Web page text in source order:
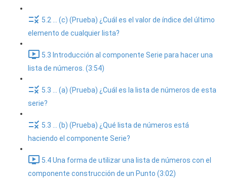
5.2 ... (c) (Prueba) ¿Cuál es el valor de índice del último
elemento de cualquier lista?
5.3 Introducción al componente Serie para hacer una
lista de números. (3:54)
5.3 ... (a) (Prueba) ¿Cuál es la lista de números de esta
serie?
5.3 ... (b) (Prueba) ¿Qué lista de números está
haciendo el componente Serie?
5.4 Una forma de utilizar una lista de números con el
componente construcción de un Punto (3:02)